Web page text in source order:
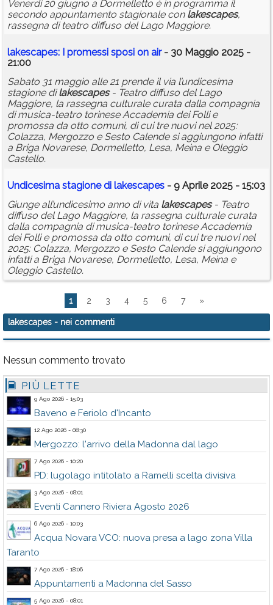
Venerdì 20 giugno a Dormelletto è in programma il
secondo appuntamento stagionale con lakescapes,
rassegna di teatro diffuso del Lago Maggiore.
lakescapes: I promessi sposi on air- 30 Maggio 2025 -
21:00
Sabato 31 maggio alle 21 prende il via l’undicesima
stagione dilakescapes- Teatro diffuso del Lago
Maggiore, la rassegna culturale curata dalla compagnia
di musica-teatro torinese Accademia dei Folli e
promossa da otto comuni, di cui tre nuovi nel 2025:
Colazza, Mergozzo e Sesto Calende si aggiungono infatti
a Briga Novarese, Dormelletto, Lesa, Meina e Oleggio
Castello.
Undicesima stagione di lakescapes - 9 Aprile 2025 - 15:03
Giunge all’undicesimo anno di vita lakescapes- Teatro
diffuso del Lago Maggiore, la rassegna culturale curata
dalla compagnia di musica-teatro torinese Accademia
dei Folli e promossa da otto comuni, di cui tre nuovi nel
2025: Colazza, Mergozzo e Sesto Calende si aggiungono
infatti a Briga Novarese, Dormelletto, Lesa, Meina e
Oleggio Castello.
1 2 3 4 5 6 7 »
lakescapes - nei commenti
Nessun commento trovato
PIÙ LETTE
9 Ago 2026 - 15:03
Baveno e Feriolo d'Incanto
12 Ago 2026 - 08:30
Mergozzo: l'arrivo della Madonna dal lago
7 Ago 2026 - 10:20
PD: lugolago intitolato a Ramelli scelta divisiva
3 Ago 2026 - 08:01
Eventi Cannero Riviera Agosto 2026
6 Ago 2026 - 10:03
Acqua Novara VCO: nuova presa a lago zona Villa
Taranto
7 Ago 2026 - 18:06
Appuntamenti a Madonna del Sasso
5 Ago 2026 - 08:01